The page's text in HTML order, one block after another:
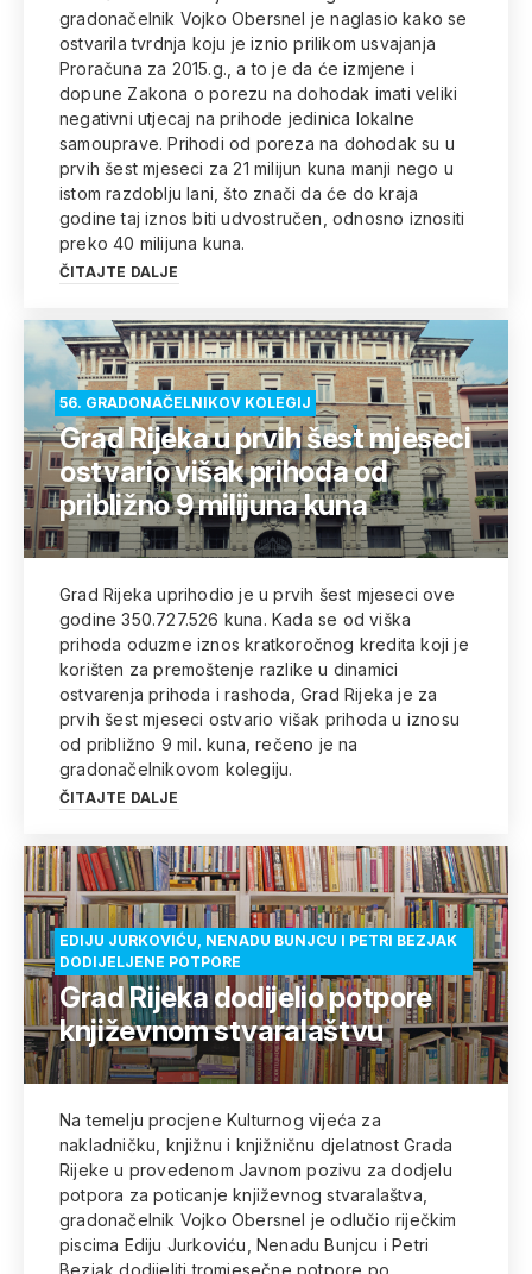
gradonačelnik Vojko Obersnel je naglasio kako se
ostvarila tvrdnja koju je iznio prilikom usvajanja
Proračuna za 2015.g., a to je da će izmjene i
dopune Zakona o porezu na dohodak imati veliki
negativni utjecaj na prihode jedinica lokalne
samouprave. Prihodi od poreza na dohodak su u
prvih šest mjeseci za 21 milijun kuna manji nego u
istom razdoblju lani, što znači da će do kraja
godine taj iznos biti udvostručen, odnosno iznositi
preko 40 milijuna kuna.
ČITAJTE DALJE
56. GRADONAČELNIKOV KOLEGIJ
Grad Rijeka u prvih šest mjeseci
ostvario višak prihoda od
približno 9 milijuna kuna
Grad Rijeka uprihodio je u prvih šest mjeseci ove
godine 350.727.526 kuna. Kada se od viška
prihoda oduzme iznos kratkoročnog kredita koji je
korišten za premoštenje razlike u dinamici
ostvarenja prihoda i rashoda, Grad Rijeka je za
prvih šest mjeseci ostvario višak prihoda u iznosu
od približno 9 mil. kuna, rečeno je na
gradonačelnikovom kolegiju.
ČITAJTE DALJE
EDIJU JURKOVIĆU, NENADU BUNJCU I PETRI BEZJAK
DODIJELJENE POTPORE
Grad Rijeka dodijelio potpore
književnom stvaralaštvu
Na temelju procjene Kulturnog vijeća za
nakladničku, knjižnu i knjižničnu djelatnost Grada
Rijeke u provedenom Javnom pozivu za dodjelu
potpora za poticanje književnog stvaralaštva,
gradonačelnik Vojko Obersnel je odlučio riječkim
piscima Ediju Jurkoviću, Nenadu Bunjcu i Petri
Bezjak dodijeliti tromjesečne potpore po